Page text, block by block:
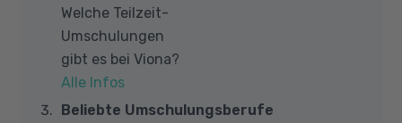
Welche Teilzeit-
Umschulungen
gibt es bei Viona?
Alle Infos
Beliebte Umschulungsberufe